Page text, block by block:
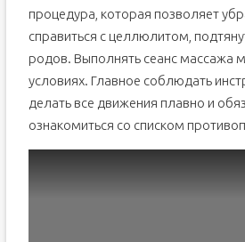
процедура, которая позволяет
справиться с целлюлитом,
родов. Выполнять сеанс массажа
условиях. Главное соблюдать
делать все движения плавно и
ознакомиться со списком